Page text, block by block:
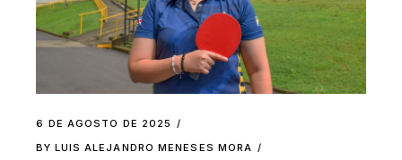
6 DE AGOSTO DE 2025
BY LUIS ALEJANDRO MENESES MORA